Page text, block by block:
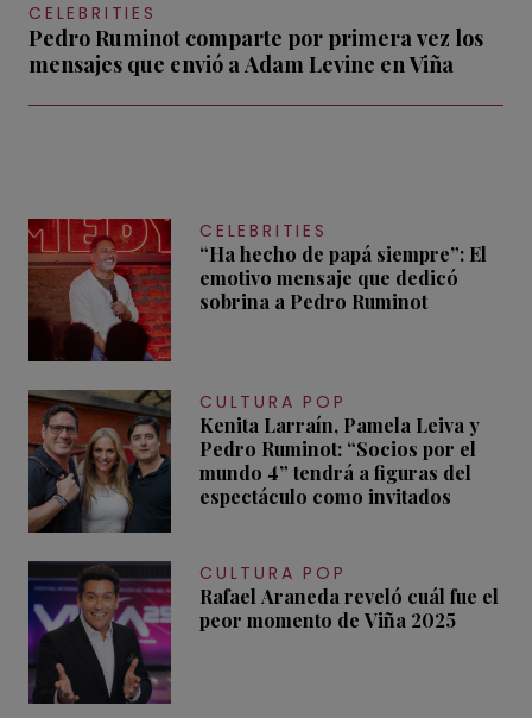
CELEBRITIES
Pedro Ruminot comparte por primera vez los
mensajes que envió a Adam Levine en Viña
CELEBRITIES
“Ha hecho de papá siempre”: El
emotivo mensaje que dedicó
sobrina a Pedro Ruminot
CULTURA POP
Kenita Larraín, Pamela Leiva y
Pedro Ruminot: “Socios por el
mundo 4” tendrá a figuras del
espectáculo como invitados
CULTURA POP
Rafael Araneda reveló cuál fue el
peor momento de Viña 2025